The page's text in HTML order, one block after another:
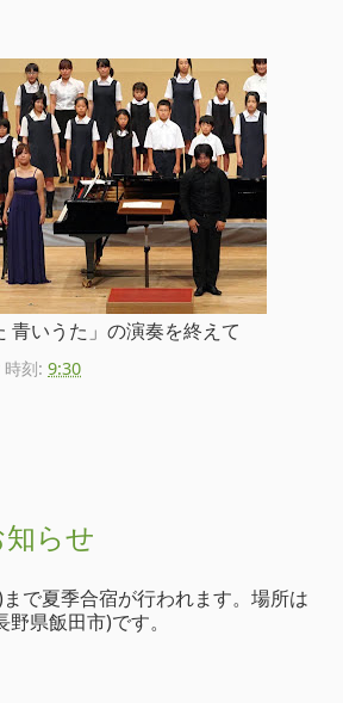
青いうた」の演奏を終えて
時刻: 9:30
らせ
で夏季合宿が行われます。場所は
県飯田市)です。